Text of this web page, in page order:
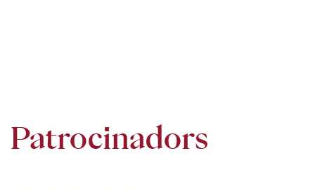
Patrocinadors